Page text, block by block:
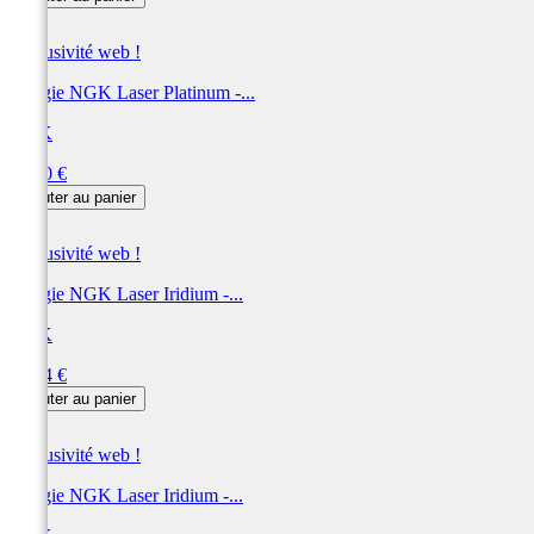
Exclusivité web !
Bougie NGK Laser Platinum -...
NGK
56,40 €
Ajouter au panier
Exclusivité web !
Bougie NGK Laser Iridium -...
NGK
56,04 €
Ajouter au panier
Exclusivité web !
Bougie NGK Laser Iridium -...